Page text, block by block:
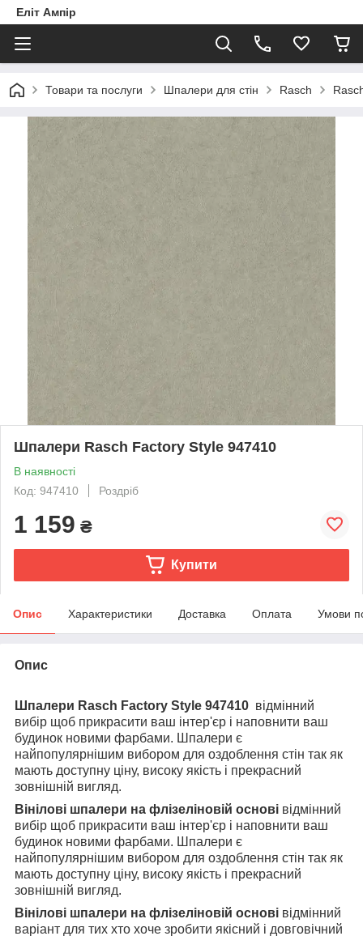
Еліт Ампір
Товари та послуги Шпалери для стін Rasch
Шпалери Rasch Factory Style 947410
В наявності
Код: 947410
Роздріб
1 159 ₴
Купити
Опис Характеристики Доставка Оплата Умови
Опис
Шпалери Rasch Factory Style 947410 відмінний
вибір щоб прикрасити ваш інтер'єр і наповнити ваш
будинок новими фарбами. Шпалери є
найпопулярнішим вибором для оздоблення стін так як
мають доступну ціну, високу якість і прекрасний
зовнішній вигляд.
Вінілові шпалери на флізеліновій основі відмінний
вибір щоб прикрасити ваш інтер'єр і наповнити ваш
будинок новими фарбами. Шпалери є
найпопулярнішим вибором для оздоблення стін так як
мають доступну ціну, високу якість і прекрасний
зовнішній вигляд.
Вінілові шпалери на флізеліновій основі відмінний
варіант для тих хто хоче зробити якісний і довговічний